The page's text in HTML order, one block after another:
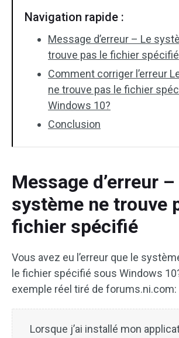
Navigation rapide :
Message d’erreur – Le
trouve pas le fichier spécifié
Comment corriger l’erreur
ne trouve pas le fichier
Windows 10?
Conclusion
Message d’erreur –
système ne trouve
fichier spécifié
Vous avez eu l’erreur que le
le fichier spécifié sous Windows
exemple réel tiré de forums.ni.com:
Lorsque j’ai installé mon